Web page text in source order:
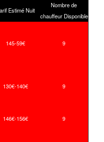
Estimé Nuit
Nombre de
chauffeur Disponible
145-59€ 9
130€-140€ 9
146€-156€ 9